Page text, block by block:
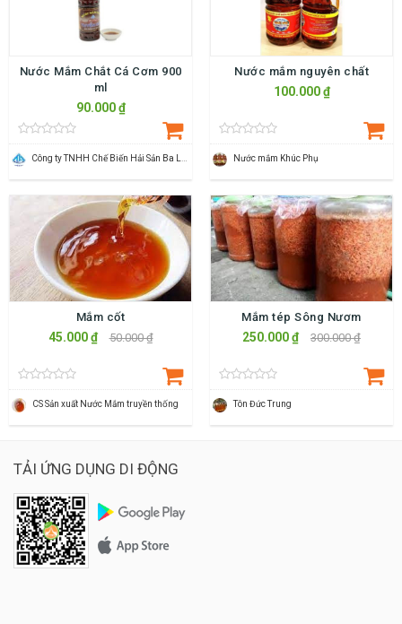
Nước Mắm Chắt Cá Cơm 900
ml
90.000 ₫
Công ty TNHH Chế Biến Hải Sản Ba Làng
Nước mắm nguyên chất
100.000 ₫
Nước mắm Khúc Phụ
Mắm cốt
45.000 ₫ 50.000 ₫
CS Sản xuất Nước Mắm truyền thống
Mắm tép Sông Nươm
250.000 ₫ 300.000 ₫
Tôn Đức Trung
TẢI ỨNG DỤNG DI ĐỘNG